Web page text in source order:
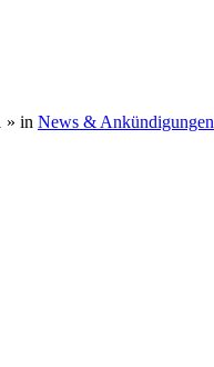
» in News & Ankündigungen